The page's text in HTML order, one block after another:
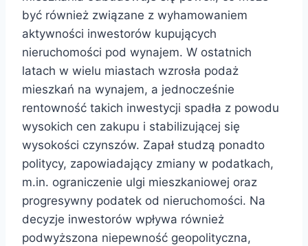
być również związane z wyhamowaniem
aktywności inwestorów kupujących
nieruchomości pod wynajem. W ostatnich
latach w wielu miastach wzrosła podaż
mieszkań na wynajem, a jednocześnie
rentowność takich inwestycji spadła z powodu
wysokich cen zakupu i stabilizującej się
wysokości czynszów. Zapał studzą ponadto
politycy, zapowiadający zmiany w podatkach,
m.in. ograniczenie ulgi mieszkaniowej oraz
progresywny podatek od nieruchomości. Na
decyzje inwestorów wpływa również
podwyższona niepewność geopolityczna,